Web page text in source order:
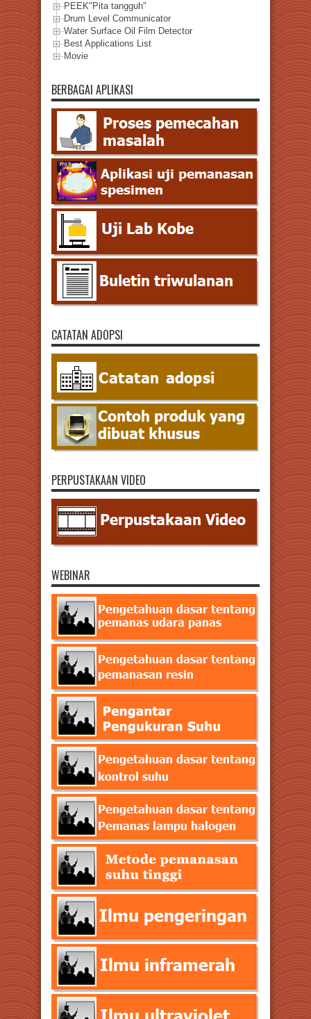
PEEK"Pita tangguh"
Drum Level Communicator
Water Surface Oil Film Detector
Best Applications List
Movie
BERBAGAI APLIKASI
CATATAN ADOPSI
PERPUSTAKAAN VIDEO
WEBINAR